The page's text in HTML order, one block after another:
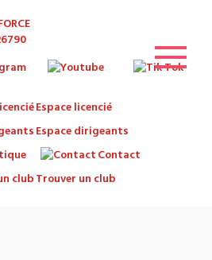
Espace licencié
Espace dirigeants
Contact
Trouver un club